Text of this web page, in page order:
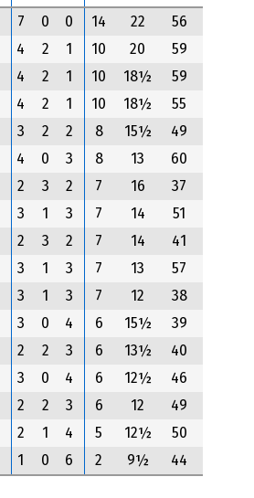
7 0 0 14 22
56
4 2 1 10 20
59
4 2 1 10 18½
59
4 2 1 10 18½
55
3 2 2 8 15½
49
4 0 3 8 13
60
2 3 2 7 16
37
3 1 3 7 14
51
2 3 2 7 14
41
3 1 3 7 13
57
3 1 3 7 12
38
3 0 4 6 15½
39
2 2 3 6 13½
40
3 0 4 6 12½
46
2 2 3 6 12
49
2 1 4 5 12½
50
1 0 6 2 9½ 44